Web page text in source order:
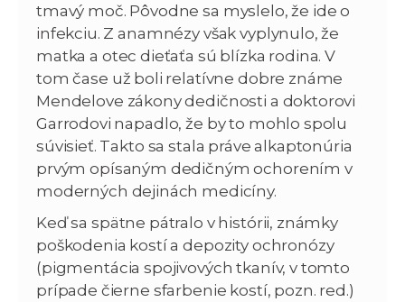
tmavý moč. Pôvodne sa myslelo, že ide o
infekciu. Z anamnézy však vyplynulo, že
matka a otec dieťaťa sú blízka rodina. V
tom čase už boli relatívne dobre známe
Mendelove zákony dedičnosti a doktorovi
Garrodovi napadlo, že by to mohlo spolu
súvisieť. Takto sa stala práve alkaptonúria
prvým opísaným dedičným ochorením v
moderných dejinách medicíny.
Keď sa spätne pátralo v histórii, známky
poškodenia kostí a depozity ochronózy
(pigmentácia spojivových tkanív, v tomto
prípade čierne sfarbenie kostí, pozn. red.)